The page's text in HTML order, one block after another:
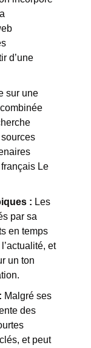
d’une
sur une
Le
: Les
par sa
en temps
et
un ton
Malgré ses
des
et peut